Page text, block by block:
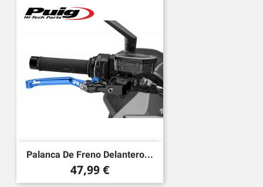
Palanca De Freno Delantero...
Precio
47,99 €